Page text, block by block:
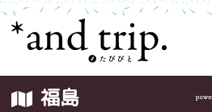
福島